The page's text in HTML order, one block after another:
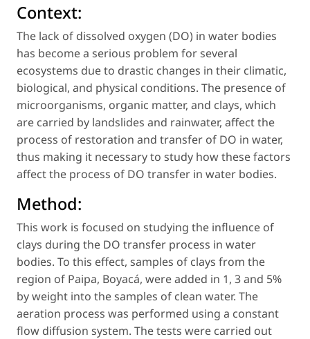
Context:
The lack of dissolved oxygen (DO) in water bodies
has become a serious problem for several
ecosystems due to drastic changes in their climatic,
biological, and physical conditions. The presence of
microorganisms, organic matter, and clays, which
are carried by landslides and rainwater, affect the
process of restoration and transfer of DO in water,
thus making it necessary to study how these factors
affect the process of DO transfer in water bodies.
Method:
This work is focused on studying the influence of
clays during the DO transfer process in water
bodies. To this effect, samples of clays from the
region of Paipa, Boyacá, were added in 1, 3 and 5%
by weight into the samples of clean water. The
aeration process was performed using a constant
flow diffusion system. The tests were carried out